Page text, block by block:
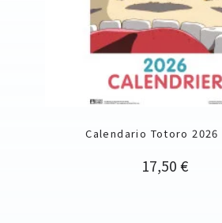
Calendario Totoro 2026
Precio
17,50 €